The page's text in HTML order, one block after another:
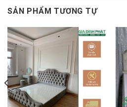
SẢN PHẨM TƯƠNG TỰ